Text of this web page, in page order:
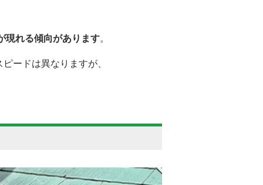
現れる傾向があります。
ードは異なりますが、